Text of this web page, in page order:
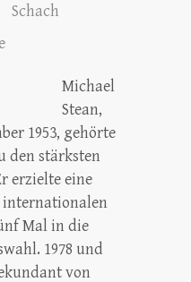
Schach
Michael
Stean,
1953, gehörte
den stärksten
erzielte eine
internationalen
Mal in die
1978 und
von